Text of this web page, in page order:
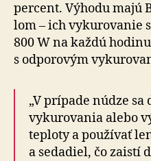
percent. Výhodu majú
lom – ich vykurovanie
800 W na každú
s od­po­ro­vým
„V prípade núdze
vykurovania alebo
teploty a po­u­ží­vať
a se­da­diel, čo zaistí